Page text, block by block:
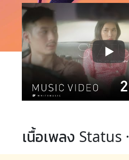
เนื้อเพลง Status ·